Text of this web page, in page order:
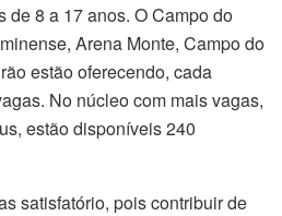
de 8 a 17 anos. O Campo do
Arena Monte, Campo do
estão oferecendo, cada
No núcleo com mais vagas,
estão disponíveis 240
satisfatório, pois contribuir de